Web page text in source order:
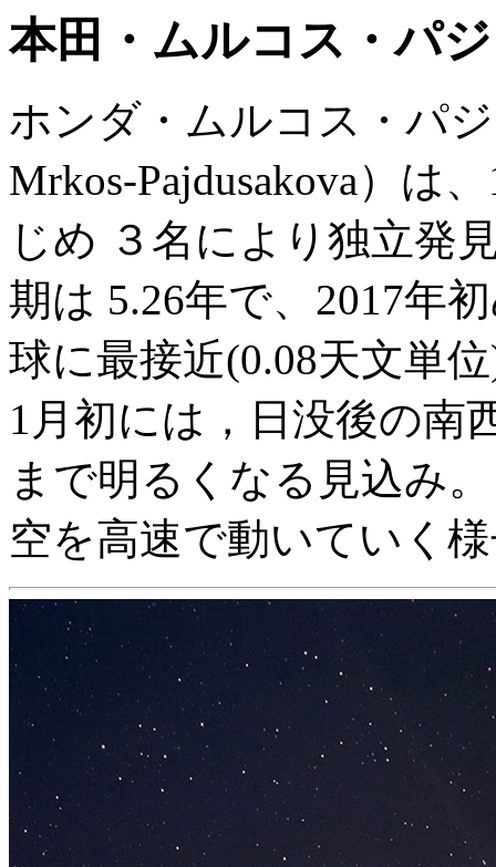
本田・ムルコス・パ
ホンダ・ムルコス・パ
Mrkos-Pajdusakova）は
じめ ３名により独立発
期は 5.26年で、2017年
球に最接近(0.08天文単
1月初には，日没後の南
まで明るくなる見込み
空を高速で動いていく